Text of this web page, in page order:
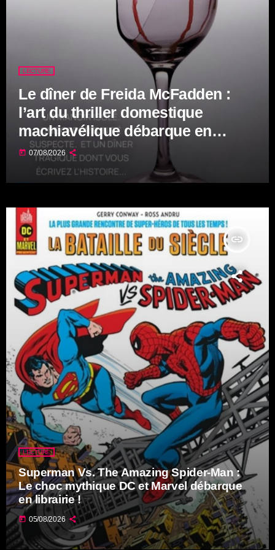
LECTURE
Le dîner de Freida McFadden :
l’art du thriller domestique
machiavélique débarque en
librairie !
today 07/08/2026
insert_link
LECTURE
Superman Vs. The Amazing Spider-Man :
Le choc mythique DC et Marvel débarque
en librairie !
today 05/08/2026